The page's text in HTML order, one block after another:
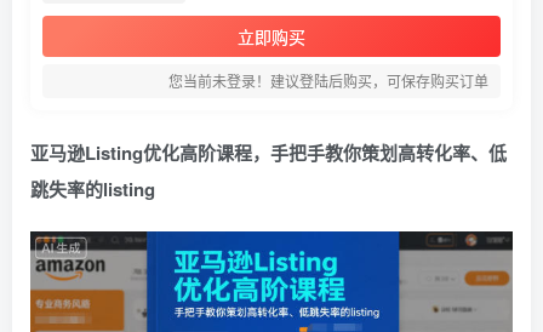
立即购买
您当前未登录！建议登陆后购买，可保存购买订单
亚马逊Listing优化高阶课程，手把手教你策划高转化率、低
跳失率的listing